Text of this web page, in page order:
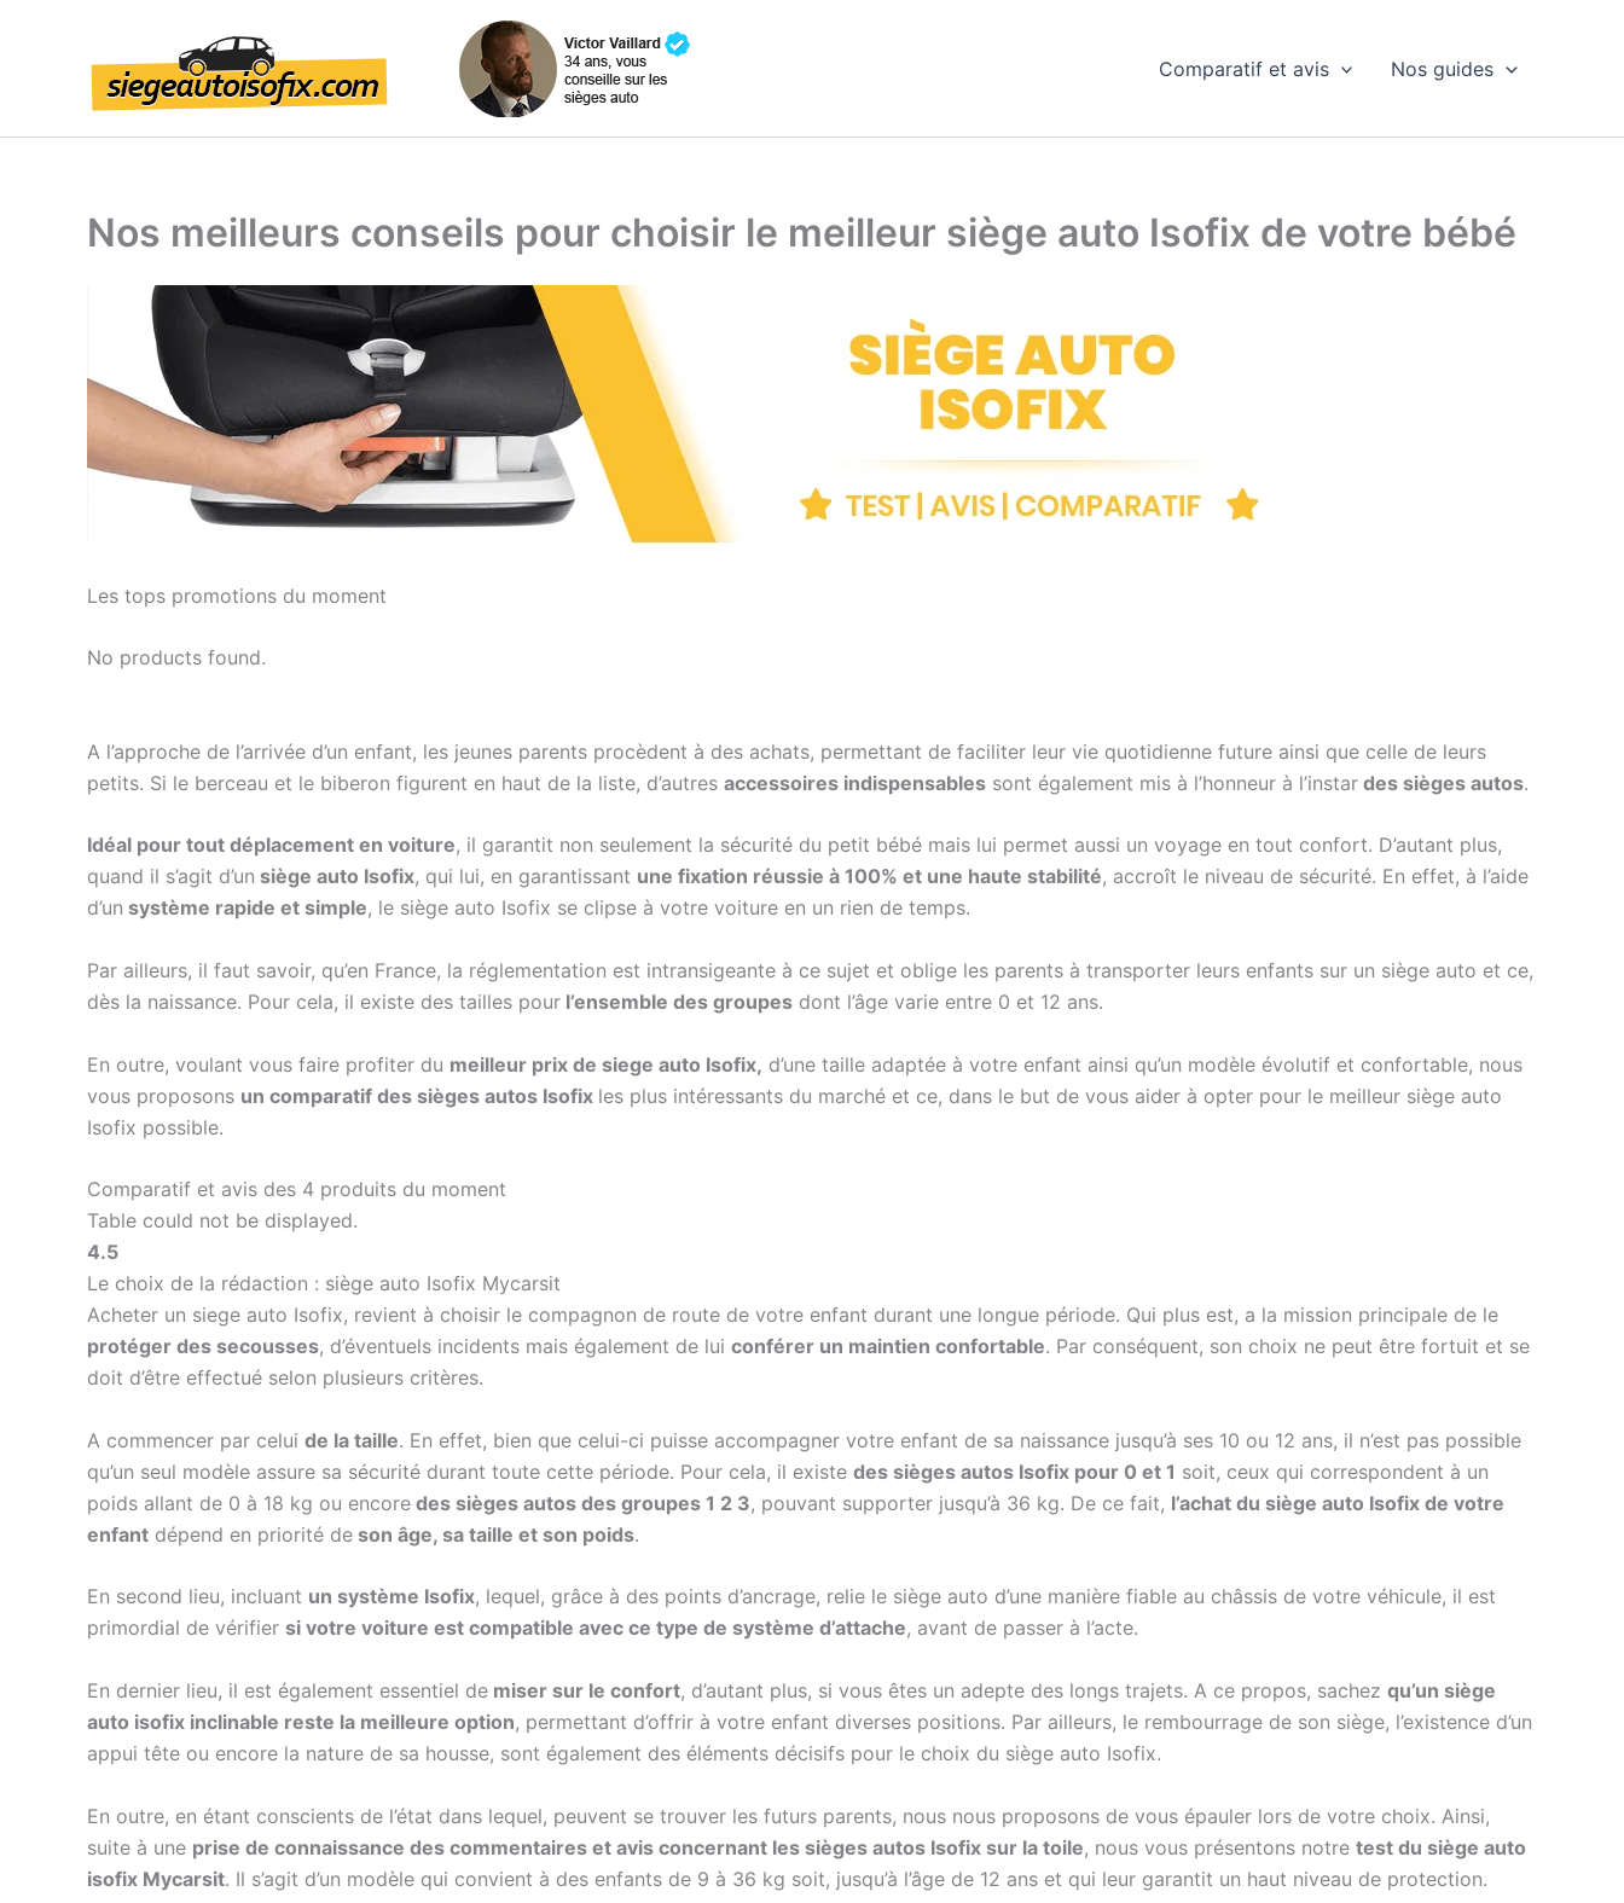
Comparatif et avis Nos guides
Nos meilleurs conseils pour choisir le meilleur siège auto Isofix de votre bébé
Les tops promotions du moment
No products found.
A l’approche de l’arrivée d’un enfant, les jeunes parents procèdent à des achats, permettant de faciliter leur vie quotidienne future ainsi que celle de leurs
petits. Si le berceau et le biberon figurent en haut de la liste, d’autres accessoires indispensables sont également mis à l’honneur à l’instar des sièges autos.
Idéal pour tout déplacement en voiture, il garantit non seulement la sécurité du petit bébé mais lui permet aussi un voyage en tout confort. D’autant plus,
quand il s’agit d’un siège auto Isofix, qui lui, en garantissant une fixation réussie à 100% et une haute stabilité, accroît le niveau de sécurité. En effet, à l’aide
d’un système rapide et simple, le siège auto Isofix se clipse à votre voiture en un rien de temps.
Par ailleurs, il faut savoir, qu’en France, la réglementation est intransigeante à ce sujet et oblige les parents à transporter leurs enfants sur un siège auto et ce,
dès la naissance. Pour cela, il existe des tailles pour l’ensemble des groupes dont l’âge varie entre 0 et 12 ans.
En outre, voulant vous faire profiter du meilleur prix de siege auto Isofix, d’une taille adaptée à votre enfant ainsi qu’un modèle évolutif et confortable, nous
vous proposons un comparatif des sièges autos Isofix les plus intéressants du marché et ce, dans le but de vous aider à opter pour le meilleur siège auto
Isofix possible.
Comparatif et avis des 4 produits du moment
Table could not be displayed.
4.5
Le choix de la rédaction : siège auto Isofix Mycarsit
Acheter un siege auto Isofix, revient à choisir le compagnon de route de votre enfant durant une longue période. Qui plus est, a la mission principale de le
protéger des secousses, d’éventuels incidents mais également de lui conférer un maintien confortable. Par conséquent, son choix ne peut être fortuit et se
doit d’être effectué selon plusieurs critères.
A commencer par celui de la taille. En effet, bien que celui-ci puisse accompagner votre enfant de sa naissance jusqu’à ses 10 ou 12 ans, il n’est pas possible
qu’un seul modèle assure sa sécurité durant toute cette période. Pour cela, il existe des sièges autos Isofix pour 0 et 1 soit, ceux qui correspondent à un
poids allant de 0 à 18 kg ou encore des sièges autos des groupes 1 2 3, pouvant supporter jusqu’à 36 kg. De ce fait, l’achat du siège auto Isofix de votre
enfant dépend en priorité de son âge, sa taille et son poids.
En second lieu, incluant un système Isofix, lequel, grâce à des points d’ancrage, relie le siège auto d’une manière fiable au châssis de votre véhicule, il est
primordial de vérifier si votre voiture est compatible avec ce type de système d’attache, avant de passer à l’acte.
En dernier lieu, il est également essentiel de miser sur le confort, d’autant plus, si vous êtes un adepte des longs trajets. A ce propos, sachez qu’un siège
auto isofix inclinable reste la meilleure option, permettant d’offrir à votre enfant diverses positions. Par ailleurs, le rembourrage de son siège, l’existence d’un
appui tête ou encore la nature de sa housse, sont également des éléments décisifs pour le choix du siège auto Isofix.
En outre, en étant conscients de l’état dans lequel, peuvent se trouver les futurs parents, nous nous proposons de vous épauler lors de votre choix. Ainsi,
suite à une prise de connaissance des commentaires et avis concernant les sièges autos Isofix sur la toile, nous vous présentons notre test du siège auto
isofix Mycarsit. Il s’agit d’un modèle qui convient à des enfants de 9 à 36 kg soit, jusqu’à l’âge de 12 ans et qui leur garantit un haut niveau de protection.